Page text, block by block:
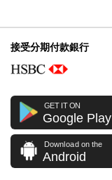
接受分期付款銀行
GET IT ON
Google Play
Download on the
Android